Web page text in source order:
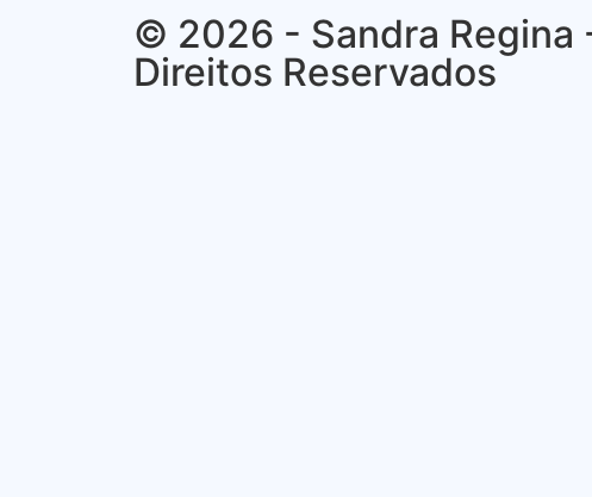
© 2026 - Sandra Regina
Direitos Reservados